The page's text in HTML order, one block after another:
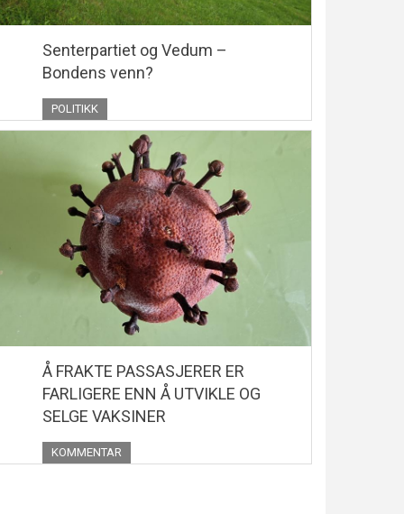
Senterpartiet og Vedum –
Bondens venn?
POLITIKK
Å FRAKTE PASSASJERER ER
FARLIGERE ENN Å UTVIKLE OG
SELGE VAKSINER
KOMMENTAR